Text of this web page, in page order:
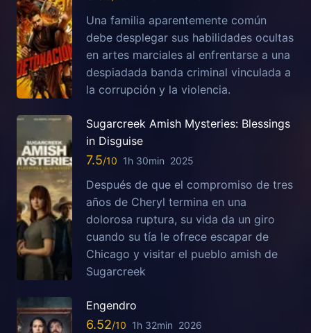
Una familia aparentemente común
debe desplegar sus habilidades ocultas
en artes marciales al enfrentarse a una
despiadada banda criminal vinculada a
la corrupción y la violencia.
Sugarcreek Amish Mysteries: Blessings
in Disguise
7.5 1h 30min 2025
Después de que el compromiso de tres
años de Cheryl termina en una
dolorosa ruptura, su vida da un giro
cuando su tía le ofrece escapar de
Chicago y visitar el pueblo amish de
Sugarcreek
Engendro
6.52 1h 32min 2026